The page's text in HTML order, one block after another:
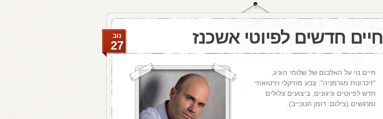
חיים חדשים לפיוטי אשכנז נוב
27
חיים נוי על האלבום של שלומי הוניג,
"זיכרונות מגרמניה": צבע מוזיקלי וירטואוזי
חדש לפיוטים וניגונים, ביצועים צלולים
ומרגשים (צילום: רומן חנוכייב).